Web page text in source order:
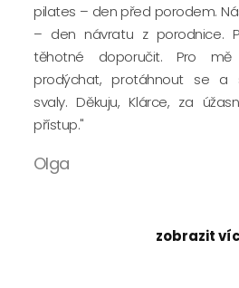
pilates – den před porodem.
– den návratu z porodnice.
těhotné doporučit. Pro
prodýchat, protáhnout se a
svaly. Děkuju, Klárce, za
přístup."
Olga
zobrazit